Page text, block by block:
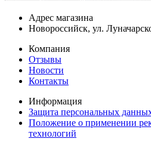
Адрес магазина
Новороссийск, ул.
Компания
Отзывы
Новости
Контакты
Информация
Защита персональных
Положение о применении
технологий